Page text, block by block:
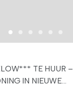
TE HUUR –
IN NIEUWE...